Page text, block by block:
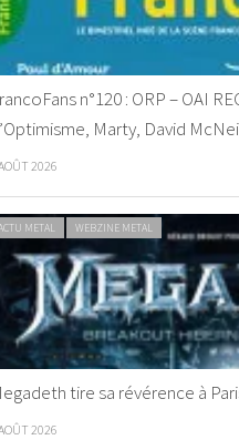
n°120 : ORP – OAI
Marty, David
2026
METAL WEBZINE METAL
tire sa révérence à
2026